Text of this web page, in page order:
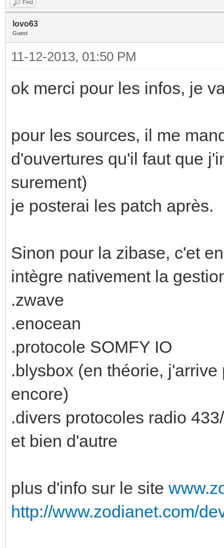
Find
lovo63
Guest
11-12-2013, 01:50 PM
ok merci pour les infos, je
pour les sources, il me
d'ouvertures qu'il faut que
surement)
je posterai les patch après.
Sinon pour la zibase, c'et
intègre nativement la
.zwave
.enocean
.protocole SOMFY IO
.blysbox (en théorie,
encore)
.divers protocoles radio
et bien d'autre
plus d'info sur le site
http://www.zodianet.com/